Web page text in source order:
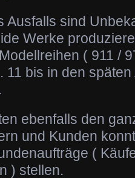
Ausfalls sind
Werke
( 911 /
11 bis in den
ebenfalls den
und Kunden
(
) stellen.